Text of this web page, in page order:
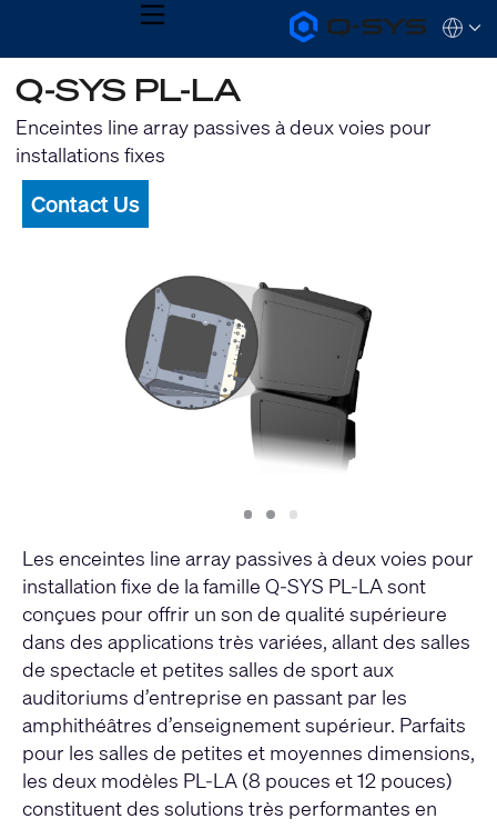
Q-
SYS
MENU
QSYS.com (English)
India (English)
Deutsch
Español
Français
한국어
Q-SYS PL-LA
Enceintes line array passives à deux voies pour
installations fixes
Contact Us
Slide
1 Slide
2 Slide
3
Les enceintes line array passives à deux voies pour
installation fixe de la famille Q-SYS PL-LA sont
conçues pour offrir un son de qualité supérieure
dans des applications très variées, allant des salles
de spectacle et petites salles de sport aux
auditoriums d’entreprise en passant par les
amphithéâtres d’enseignement supérieur. Parfaits
pour les salles de petites et moyennes dimensions,
les deux modèles PL-LA (8 pouces et 12 pouces)
constituent des solutions très performantes en